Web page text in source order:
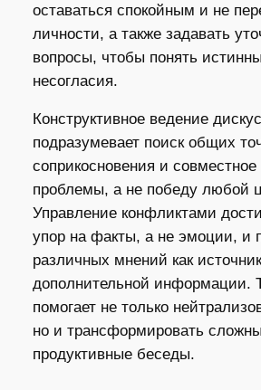
оставаться спокойным и не
личности, а также задавать
вопросы, чтобы понять
несогласия.
Конструктивное ведение
подразумевает поиск общих
соприкосновения и
проблемы, а не победу любой
Управление конфликтами
упор на факты, а не эмоции, и
различных мнений как
дополнительной информации.
помогает не только
но и трансформировать
продуктивные беседы.